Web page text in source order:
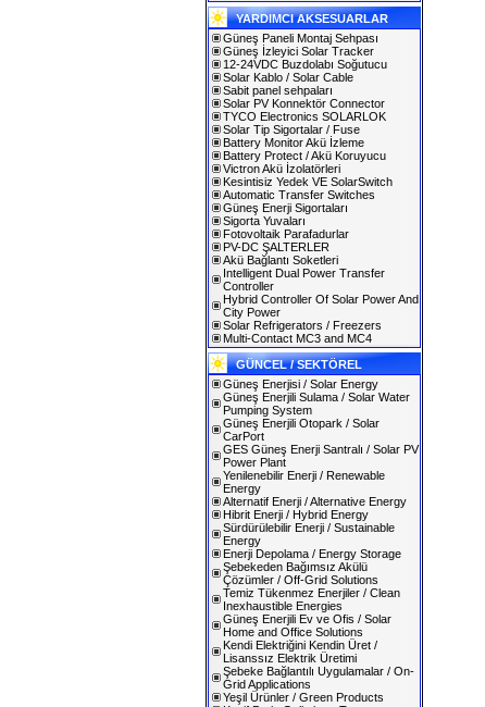
YARDIMCI AKSESUARLAR
Güneş Paneli Montaj Sehpası
Güneş İzleyici Solar Tracker
12-24VDC Buzdolabı Soğutucu
Solar Kablo / Solar Cable
Sabit panel sehpaları
Solar PV Konnektör Connector
TYCO Electronics SOLARLOK
Solar Tip Sigortalar / Fuse
Battery Monitor Akü İzleme
Battery Protect / Akü Koruyucu
Victron Akü İzolatörleri
Kesintisiz Yedek VE SolarSwitch
Automatic Transfer Switches
Güneş Enerji Sigortaları
Sigorta Yuvaları
Fotovoltaik Parafadurlar
PV-DC ŞALTERLER
Akü Bağlantı Soketleri
Intelligent Dual Power Transfer
Controller
Hybrid Controller Of Solar Power And
City Power
Solar Refrigerators / Freezers
Multi-Contact MC3 and MC4
GÜNCEL / SEKTÖREL
Güneş Enerjisi / Solar Energy
Güneş Enerjili Sulama / Solar Water
Pumping System
Güneş Enerjili Otopark / Solar
CarPort
GES Güneş Enerji Santralı / Solar PV
Power Plant
Yenilenebilir Enerji / Renewable
Energy
Alternatif Enerji / Alternative Energy
Hibrit Enerji / Hybrid Energy
Sürdürülebilir Enerji / Sustainable
Energy
Enerji Depolama / Energy Storage
Şebekeden Bağımsız Akülü
Çözümler / Off-Grid Solutions
Temiz Tükenmez Enerjiler / Clean
Inexhaustible Energies
Güneş Enerjili Ev ve Ofis / Solar
Home and Office Solutions
Kendi Elektriğini Kendin Üret /
Lisanssız Elektrik Üretimi
Şebeke Bağlantılı Uygulamalar / On-
Grid Applications
Yeşil Ürünler / Green Products